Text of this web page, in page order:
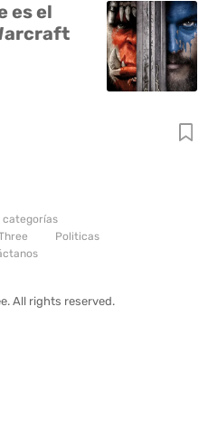
es el
categorías
Politicas
All rights reserved.